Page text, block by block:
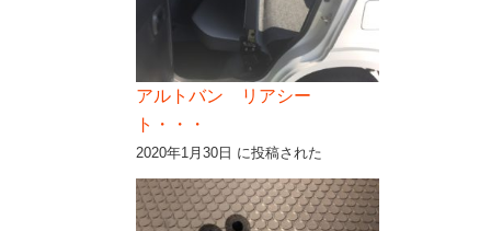
アルトバン リアシー
ト・・・
2020年1月30日 に投稿された